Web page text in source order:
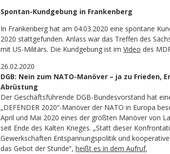
Spontan-Kundgebung in Frankenberg
In Frankenberg hat am 04.03.2020 eine spontane
2020 stattgefunden. Anlass war das Treffen des
mit US-Militärs. Die Kundgebung ist im Video des
26.02.2020
DGB: Nein zum NATO-Manöver – ja zu Frieden,
Abrüstung
Der Geschäftsführende DGB-Bundesvorstand hat
„DEFENDER 2020“-Manöver der NATO in Europa
April und Mai 2020 eines der größten Manöver von
seit Ende des Kalten Krieges. „Statt dieser
Gewerkschaften Entspannungspolitik und
das Gebot der Stunde“, heißt es in dem Aufruf.